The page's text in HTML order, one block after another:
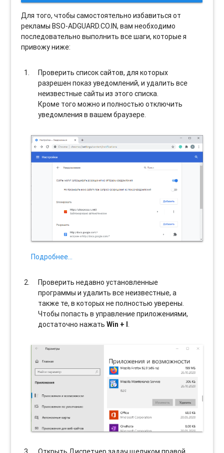
Для того, чтобы самостоятельно избавиться от
рекламы BSO-ADGUARD.CO.IN, вам необходимо
последовательно выполнить все шаги, которые я
привожу ниже:
Проверить список сайтов, для которых
разрешен показ уведомлений, и удалить все
неизвестные сайты из этого списка.
Кроме того можно и полностью отключить
уведомления в вашем браузере.
Подробнее…
Проверить недавно установленные
программы и удалить все неизвестные, а
также те, в которых не полностью уверены.
Чтобы попасть в управление приложениями,
достаточно нажатьWin + I.